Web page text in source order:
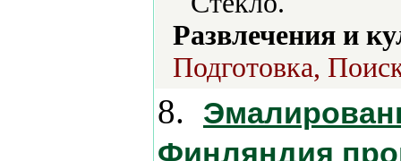
Развлечения и
Подготовка,
8.
Финляндия